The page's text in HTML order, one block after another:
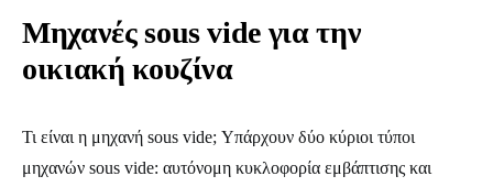
Μηχανές sous vide για την
οικιακή κουζίνα
Τι είναι η μηχανή sous vide; Υπάρχουν δύο κύριοι τύποι
μηχανών sous vide: αυτόνομη κυκλοφορία εμβάπτισης και